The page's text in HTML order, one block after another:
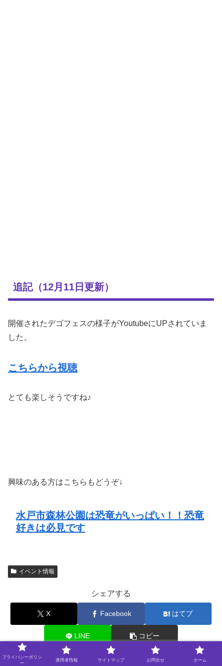
追記（12月11日更新）
開催されたデゴフェスの様子がYoutubeにUPされていま
した。
こちらから視聴
とても楽しそうですね♪
興味のある方はこちらもどうぞ↓
水戸市森林公園は恐竜がいっぱい！！恐竜
好きは必見です
イベント情報
シェアする
X Facebook はてブ
LINE コピー
プライバシーポリシ
ー
運用者情報 サイトマップ お問合せ ホーム